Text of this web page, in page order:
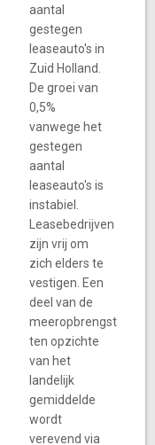
aantal
gestegen
leaseauto's in
Zuid Holland.
De groei van
0,5%
vanwege het
gestegen
aantal
leaseauto's is
instabiel.
Leasebedrijven
zijn vrij om
zich elders te
vestigen. Een
deel van de
meeropbrengst
ten opzichte
van het
landelijk
gemiddelde
wordt
verevend via